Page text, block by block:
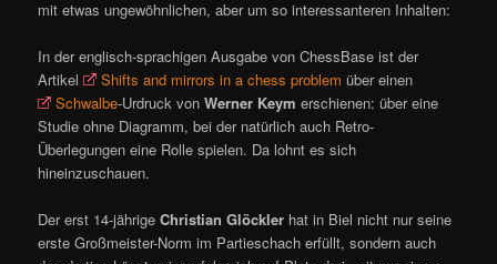
mit etwas ungewöhnlichen, aber um so interessanteren Inhalten:
In der englisch-sprachigen Ausgabe von ChessBase ist der
Artikel
Shifts and mirrors in a chess problem über einen
Schwalbe-Urdruck vonWerner Keym erschienen: über eine
Studie ohne Diagramm, bei der natürlich auch Retro-
Überlegungen eine Rolle spielen. Da lohnt es sich
hineinzuschauen.
Der erst 14-jährigeChristian Glöckler hat in Biel nicht nur seine
erste Großmeister-Norm im Partieschach erfüllt, sondern auch